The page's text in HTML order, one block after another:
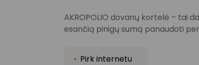
AKROPOLIO dovanų kortelė – tai
esančią pinigų sumą panaudoti
Pirk internetu